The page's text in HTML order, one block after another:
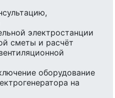
электростанции
сметы и расчёт
оборудование
на